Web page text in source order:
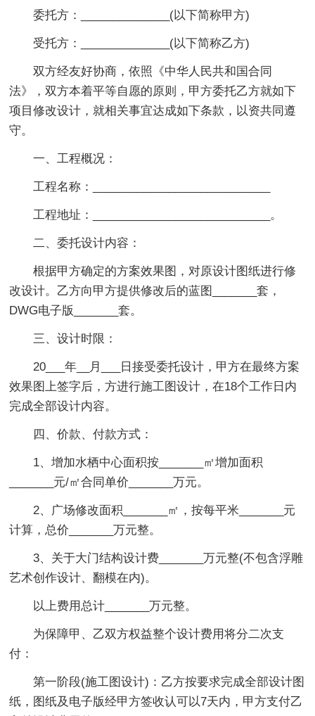
委托方：______________(以下简称甲方)
受托方：______________(以下简称乙方)
双方经友好协商，依照《中华人民共和国合同
法》，双方本着平等自愿的原则，甲方委托乙方就如下
项目修改设计，就相关事宜达成如下条款，以资共同遵
守。
一、工程概况：
工程名称：____________________________
工程地址：____________________________。
二、委托设计内容：
根据甲方确定的方案效果图，对原设计图纸进行修
改设计。乙方向甲方提供修改后的蓝图_______套，
DWG电子版_______套。
三、设计时限：
20___年__月___日接受委托设计，甲方在最终方案
效果图上签字后，方进行施工图设计，在18个工作日内
完成全部设计内容。
四、价款、付款方式：
1、增加水栖中心面积按_______㎡增加面积
_______元/㎡合同单价_______万元。
2、广场修改面积_______㎡，按每平米_______元
计算，总价_______万元整。
3、关于大门结构设计费_______万元整(不包含浮雕
艺术创作设计、翻模在内)。
以上费用总计_______万元整。
为保障甲、乙双方权益整个设计费用将分二次支
付：
第一阶段(施工图设计)：乙方按要求完成全部设计图
纸，图纸及电子版经甲方签收认可以7天内，甲方支付乙